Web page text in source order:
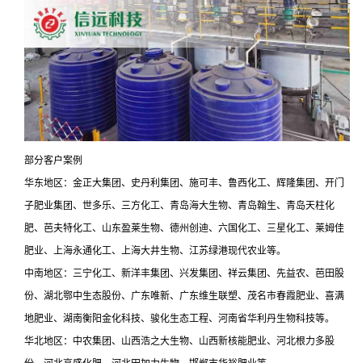
部分客户案例
华东地区：金正大集团、史丹利集团、施可丰、鲁西化工、辉隆集团、开门
子肥业集团、世多乐、三方化工、青岛海大生物、青岛翰生、青岛天柱化
肥、芭夫特化工、山东盈莱生物、德州创迪、六国化工、三星化工、莱姆佳
肥业、上海永通化工、上海大井生物、江苏绿港现代农业等。
中南地区：三宁化工、新洋丰集团、兴发集团、祥云集团、先益农、芭田股
份、湖北鄂中生态股份、广东唯新、广东维生联塑、茂名市春霞肥业、喜满
地肥业、湖南衡阳金化科技、骏化生态工程、河南省华利丹生物科技等。
华北地区：中农集团、山西浩之大生物、山西新核能肥业、河北根力多股